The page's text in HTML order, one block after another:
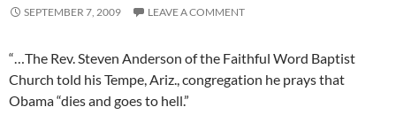
SEPTEMBER 7, 2009 LEAVE A COMMENT
“…The Rev. Steven Anderson of the Faithful Word Baptist
Church told his Tempe, Ariz., congregation he prays that
Obama “dies and goes to hell.”